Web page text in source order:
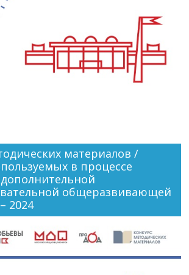
материалов /
в процессе
общеразвивающей
2024